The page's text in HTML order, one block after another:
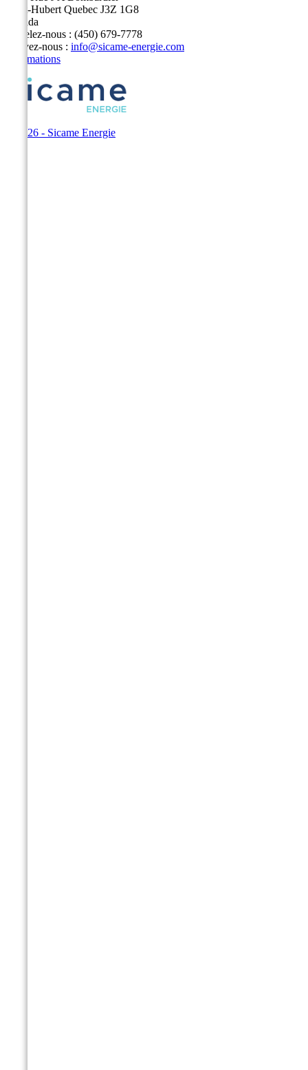
Saint-Hubert Quebec J3Z 1G8
Canada
Appelez-nous : (450) 679-7778
Écrivez-nous : info@sicame-energie.com
Informations
© 2026 - Sicame Energie